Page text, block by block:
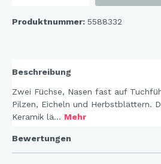
Produktnummer: 5588332
Beschreibung
Zwei Füchse, Nasen fast auf
Pilzen, Eicheln und Herbstblättern.
Keramik lä… Mehr
Bewertungen